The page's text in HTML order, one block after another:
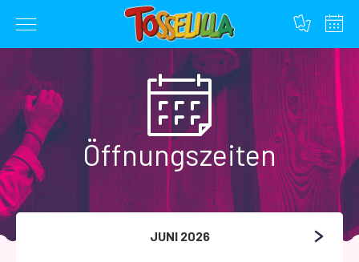
Zum
Inhalt
springen
Öffnungszeiten
JUNI 2026